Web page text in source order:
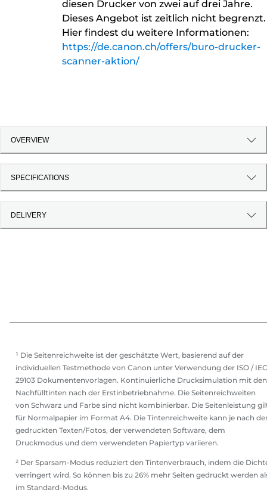
diesen Drucker von zwei auf drei Jahre.
Dieses Angebot ist zeitlich nicht begrenzt.
Hier findest du weitere Informationen:
https://de.canon.ch/offers/buro-drucker-
scanner-aktion/
OVERVIEW
SPECIFICATIONS
DELIVERY
¹ Die Seitenreichweite ist der geschätzte Wert, basierend auf der
individuellen Testmethode von Canon unter Verwendung der ISO / IEC
29103 Dokumentenvorlagen. Kontinuierliche Drucksimulation mit den
Nachfülltinten nach der Erstinbetriebnahme. Die Seitenreichweiten
von Schwarz und Farbe sind nicht kombinierbar. Die Seitenleistung
für Normalpapier im Format A4. Die Tintenreichweite kann je nach
gedruckten Texten/Fotos, der verwendeten Software, dem
Druckmodus und dem verwendeten Papiertyp variieren.
² Der Sparsam-Modus reduziert den Tintenverbrauch, indem die
verringert wird. So können bis zu 26% mehr Seiten gedruckt werden
im Standard-Modus.